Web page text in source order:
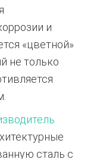
и
«цветной»
не только
сталь с